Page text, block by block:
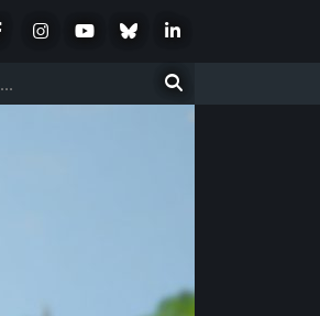
FacebookInstagramYoutubeBlueskyLinkedIn